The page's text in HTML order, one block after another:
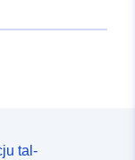
tal-